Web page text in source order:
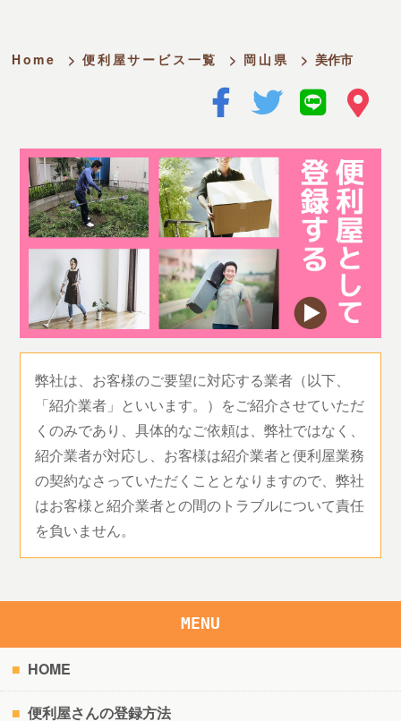
Home > 便利屋サービス一覧 > 岡山県 > 美作市
弊社は、お客様のご要望に対応する業者（以下、
「紹介業者」といいます。）をご紹介させていただ
くのみであり、具体的なご依頼は、弊社ではなく、
紹介業者が対応し、お客様は紹介業者と便利屋業務
の契約なさっていただくこととなりますので、弊社
はお客様と紹介業者との間のトラブルについて責任
を負いません。
MENU
HOME
便利屋さんの登録方法